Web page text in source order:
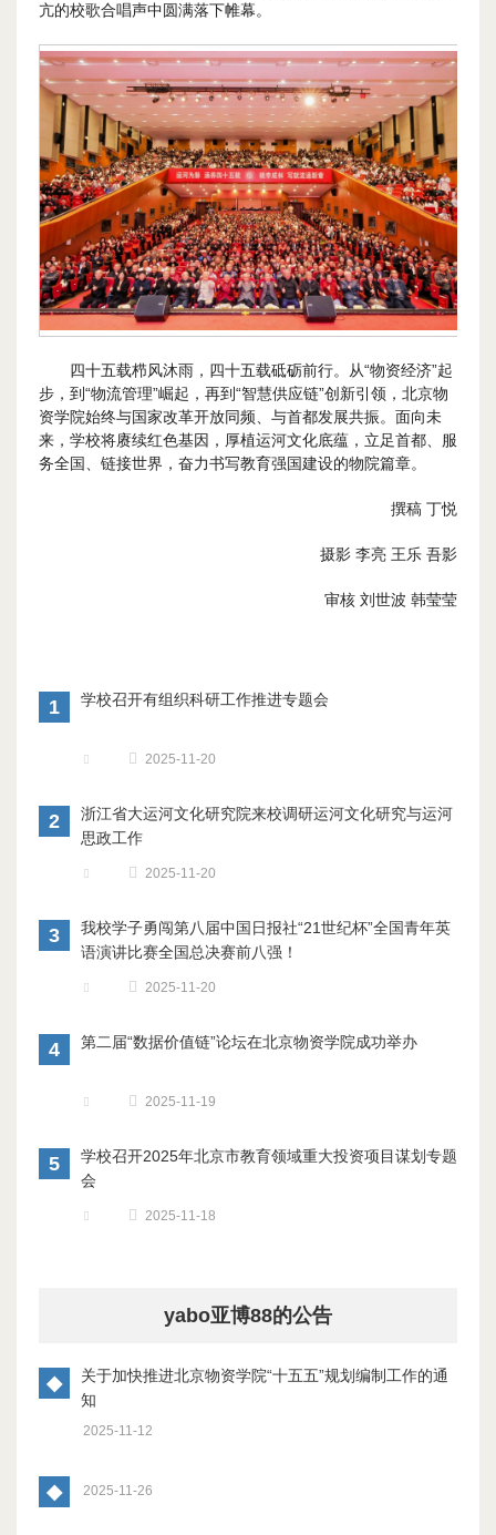
亢的校歌合唱声中圆满落下帷幕。
四十五载栉风沐雨，四十五载砥砺前行。从“物资经济”起
步，到“物流管理”崛起，再到“智慧供应链”创新引领，北京物
资学院始终与国家改革开放同频、与首都发展共振。面向未
来，学校将赓续红色基因，厚植运河文化底蕴，立足首都、服
务全国、链接世界，奋力书写教育强国建设的物院篇章。
撰稿 丁悦
摄影 李亮 王乐 吾影
审核 刘世波 韩莹莹
1 学校召开有组织科研工作推进专题会
2025-11-20
2
浙江省大运河文化研究院来校调研运河文化研究与运河
思政工作
2025-11-20
3
我校学子勇闯第八届中国日报社“21世纪杯”全国青年英
语演讲比赛全国总决赛前八强！
2025-11-20
4 第二届“数据价值链”论坛在北京物资学院成功举办
2025-11-19
5
学校召开2025年北京市教育领域重大投资项目谋划专题
会
2025-11-18
yabo亚博88的公告
◆
关于加快推进北京物资学院“十五五”规划编制工作的通
知
2025-11-12
◆ 2025-11-26